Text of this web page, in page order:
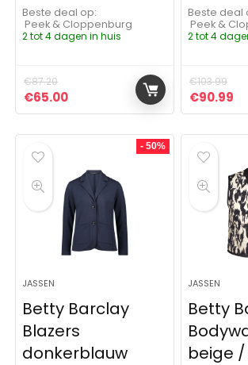
Beste deal op:
Peek & Cloppenburg
2 tot 4 dagen in huis
€87.20
Oorspronkelijke prijs was: €87.20.
€65.00Huidige prijs is: €65.00.
Beste deal
Peek &
2 tot 4
€103.99
€90.99
- 50%
JASSEN
Betty Barclay
Blazers
donkerblauw
JASSEN
Betty
beige